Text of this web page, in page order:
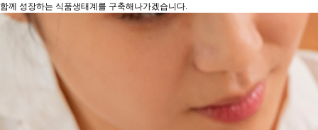
함께 성장하는 식품생태계를 구축해나가겠습니다.